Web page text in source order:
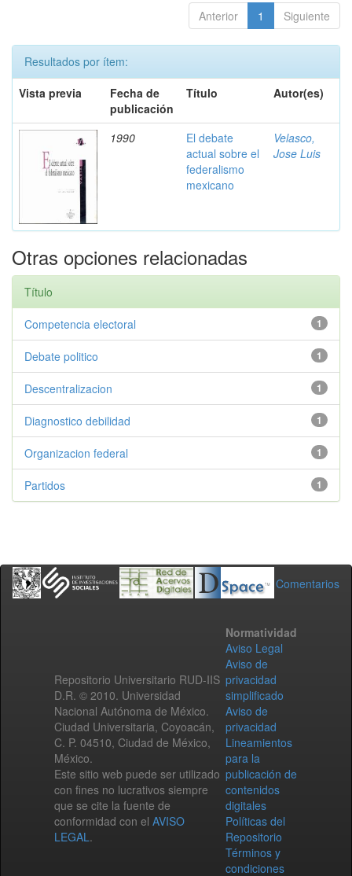
Anterior 1 Siguiente
Resultados por ítem:
Vista previa
Fecha de
publicación
Título Autor(es)
1990
El debate
actual sobre el
federalismo
mexicano
Velasco,
Jose Luis
Otras opciones relacionadas
Título
1
Competencia electoral
1
Debate politico
1
Descentralizacion
1
Diagnostico debilidad
1
Organizacion federal
1
Partidos
Comentarios
Repositorio Universitario RUD-IIS
D.R. © 2010. Universidad
Nacional Autónoma de México.
Ciudad Universitaria, Coyoacán,
C. P. 04510, Ciudad de México,
México.
Este sitio web puede ser utilizado
con fines no lucrativos siempre
que se cite la fuente de
conformidad con el AVISO
LEGAL.
Normatividad
Aviso Legal
Aviso de
privacidad
simplificado
Aviso de
privacidad
Lineamientos
para la
publicación de
contenidos
digitales
Políticas del
Repositorio
Términos y
condiciones